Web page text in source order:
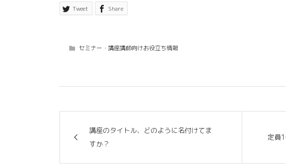
Tweet Share
セミナー・講座講師向けお役立ち情報
講座のタイトル、どのように名付けてま
すか？
定員